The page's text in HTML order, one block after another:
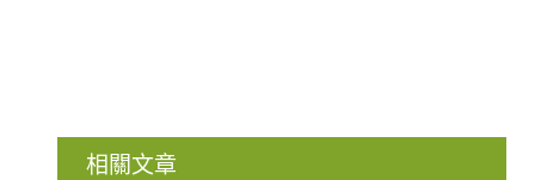
相關文章